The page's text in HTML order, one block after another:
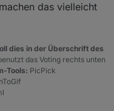
, counter, 800
das vielleicht
dies in der Überschrift des
das Voting rechts unten
Tools: PicPick